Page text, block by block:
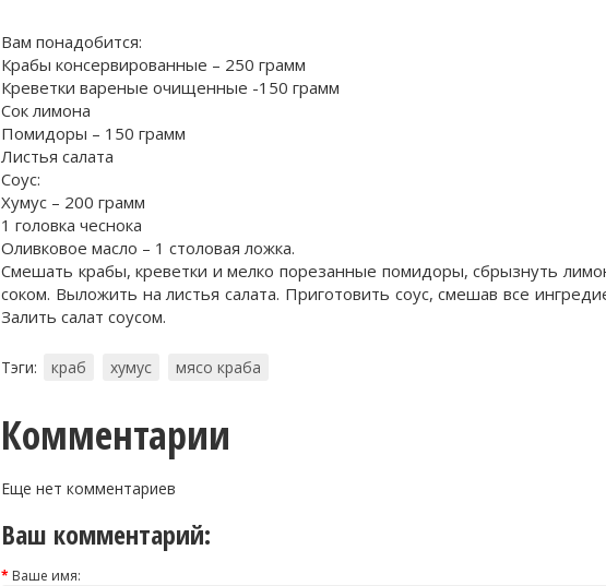
Вам понадобится:
Крабы консервированные – 250 грамм
Креветки вареные очищенные -150 грамм
Сок лимона
Помидоры – 150 грамм
Листья салата
Соус:
Хумус – 200 грамм
1 головка чеснока
Оливковое масло – 1 столовая ложка.
Смешать крабы, креветки и мелко порезанные помидоры, сбрызнуть
соком. Выложить на листья салата. Приготовить соус, смешав все
Залить салат соусом.
Тэги: краб хумус мясо краба
Комментарии
Еще нет комментариев
Ваш комментарий:
Ваше имя: